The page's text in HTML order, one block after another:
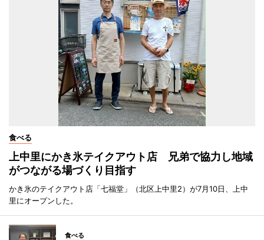
食べる
上中里にかき氷テイクアウト店 兄弟で協力し地域
がつながる場づくり目指す
かき氷のテイクアウト店「七福堂」（北区上中里2）が7月10日、上中
里にオープンした。
食べる